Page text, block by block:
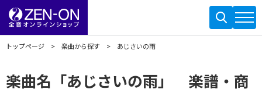
トップページ 楽曲から探す あじさいの雨
楽曲名「あじさいの雨」 楽譜・商